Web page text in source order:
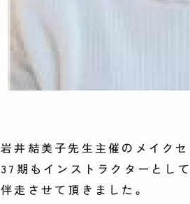
岩井結美子先生主催のメイク
37期もインストラクターとして
伴走させて頂きました。